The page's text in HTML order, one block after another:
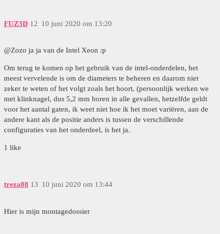
FUZ3D 10 juni 2020 om 13:20
12
@Zozo ja ja van de Intel Xeon :p
Om terug te komen op het gebruik van de intel-onderdelen, het
meest vervelende is om de diameters te beheren en daarom niet
zeker te weten of het volgt zoals het hoort, (persoonlijk werken we
met klinknagel, dus 5,2 mm boren in alle gevallen, hetzelfde geldt
voor het aantal gaten, ik weet niet hoe ik het moet variëren, aan de
andere kant als de positie anders is tussen de verschillende
configuraties van het onderdeel, is het ja.
1 like
treza88 10 juni 2020 om 13:44
13
Hier is mijn montagedossier